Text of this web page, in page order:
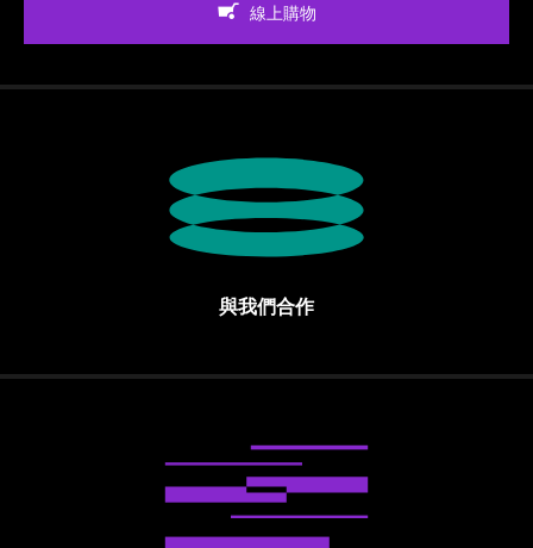
線上購物
與我們合作